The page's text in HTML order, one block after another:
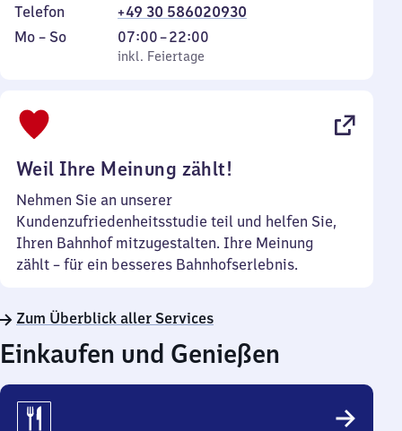
Telefon
+49 30 586020930
Montag
Mo – So,
inkl. Feiertage
07:00–22:00
Von
7
inkl. Feiertage
Weil Ihre Meinung zählt!
Nehmen Sie an unserer
Kundenzufriedenheitsstudie teil und helfen Sie,
Ihren Bahnhof mitzugestalten. Ihre Meinung
zählt – für ein besseres Bahnhofserlebnis.
Zum Überblick aller Services
Einkaufen und Genießen